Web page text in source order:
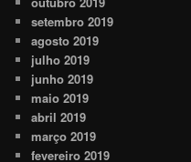
setembro 2019
agosto 2019
julho 2019
junho 2019
maio 2019
abril 2019
março 2019
fevereiro 2019